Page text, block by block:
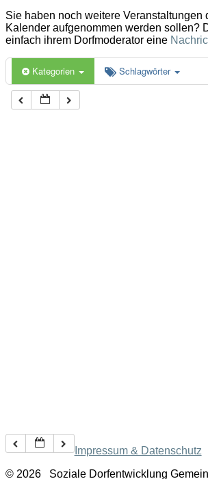
Sie haben noch weitere Veranstaltungen
Kalender aufgenommen werden sollen?
einfach ihrem Dorfmoderator eine
Kategorien Schlagwörter
Impressum & Datenschutz
© 2026
Soziale Dorfentwicklung